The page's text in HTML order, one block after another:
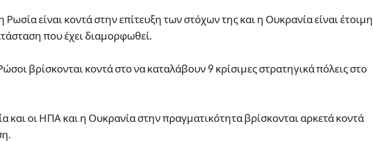
είναι κοντά στην επίτευξη των στόχων της και η Ουκρανία είναι έτοιμη
που έχει διαμορφωθεί.
βρίσκονται κοντά στο να καταλάβουν 9 κρίσιμες στρατηγικά πόλεις στο
και οι ΗΠΑ και η Ουκρανία στην πραγματικότητα βρίσκονται αρκετά κοντά